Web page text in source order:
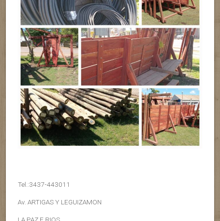
Tel.:3437-443011
Av. ARTIGAS Y LEGUIZAMON